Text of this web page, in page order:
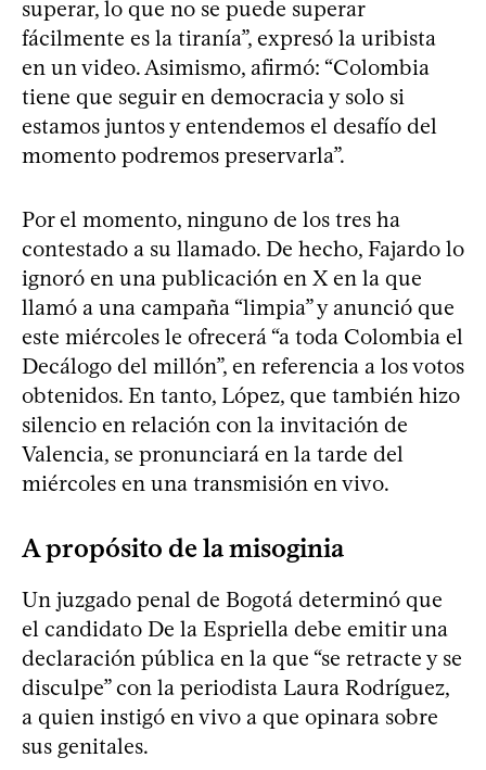
superar, lo que no se puede superar
fácilmente es la tiranía”, expresó la uribista
en un video. Asimismo, afirmó: “Colombia
tiene que seguir en democracia y solo si
estamos juntos y entendemos el desafío del
momento podremos preservarla”.
Por el momento, ninguno de los tres ha
contestado a su llamado. De hecho, Fajardo lo
ignoró en una publicación en X en la que
llamó a una campaña “limpia” y anunció que
este miércoles le ofrecerá “a toda Colombia el
Decálogo del millón”, en referencia a los votos
obtenidos. En tanto, López, que también hizo
silencio en relación con la invitación de
Valencia, se pronunciará en la tarde del
miércoles en una transmisión en vivo.
A propósito de la misoginia
Un juzgado penal de Bogotá determinó que
el candidato De la Espriella debe emitir una
declaración pública en la que “se retracte y se
disculpe” con la periodista Laura Rodríguez,
a quien instigó en vivo a que opinara sobre
sus genitales.